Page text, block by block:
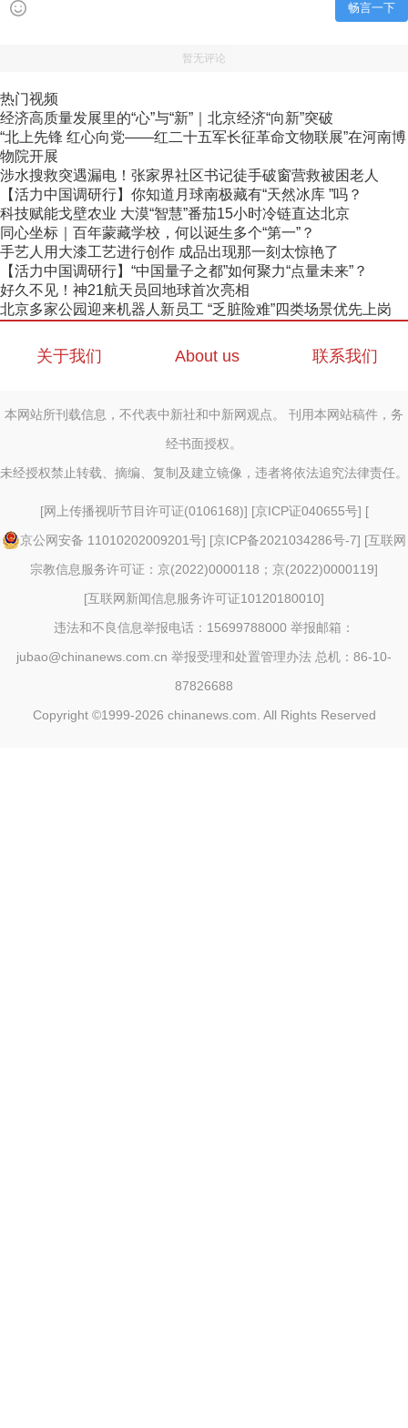
畅言一下
暂无评论
热门视频
经济高质量发展里的“心”与“新”｜北京经济“向新”突破
“北上先锋 红心向党——红二十五军长征革命文物联展”在河南博
物院开展
涉水搜救突遇漏电！张家界社区书记徒手破窗营救被困老人
【活力中国调研行】你知道月球南极藏有“天然冰库 ”吗？
科技赋能戈壁农业 大漠“智慧”番茄15小时冷链直达北京
同心坐标｜百年蒙藏学校，何以诞生多个“第一”？
手艺人用大漆工艺进行创作 成品出现那一刻太惊艳了
【活力中国调研行】“中国量子之都”如何聚力“点量未来”？
好久不见！神21航天员回地球首次亮相
北京多家公园迎来机器人新员工 “乏脏险难”四类场景优先上岗
关于我们 About us 联系我们
本网站所刊载信息，不代表中新社和中新网观点。 刊用本网站稿件，务
经书面授权。
未经授权禁止转载、摘编、复制及建立镜像，违者将依法追究法律责任。
[网上传播视听节目许可证(0106168)] [京ICP证040655号] [
京公网安备 11010202009201号] [京ICP备2021034286号-7] [互联网
宗教信息服务许可证：京(2022)0000118；京(2022)0000119]
[互联网新闻信息服务许可证10120180010]
违法和不良信息举报电话：15699788000 举报邮箱：
jubao@chinanews.com.cn 举报受理和处置管理办法 总机：86-10-
87826688
Copyright ©1999-2026 chinanews.com. All Rights Reserved